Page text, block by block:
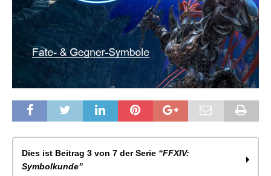
Dies ist Beitrag 3 von 7 der Serie “FFXIV:
Symbolkunde”